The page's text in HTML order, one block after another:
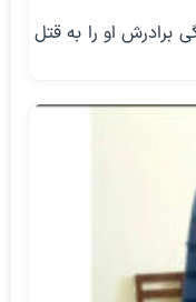
در شب جشن تولد 40 سالگی برادرش او را به قتل